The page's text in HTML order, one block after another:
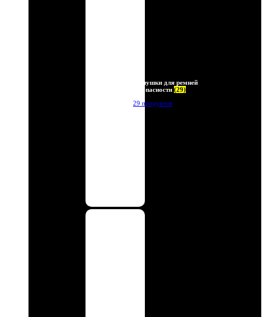
Заглушки для ремней
безопасности (29)
29 продуктов